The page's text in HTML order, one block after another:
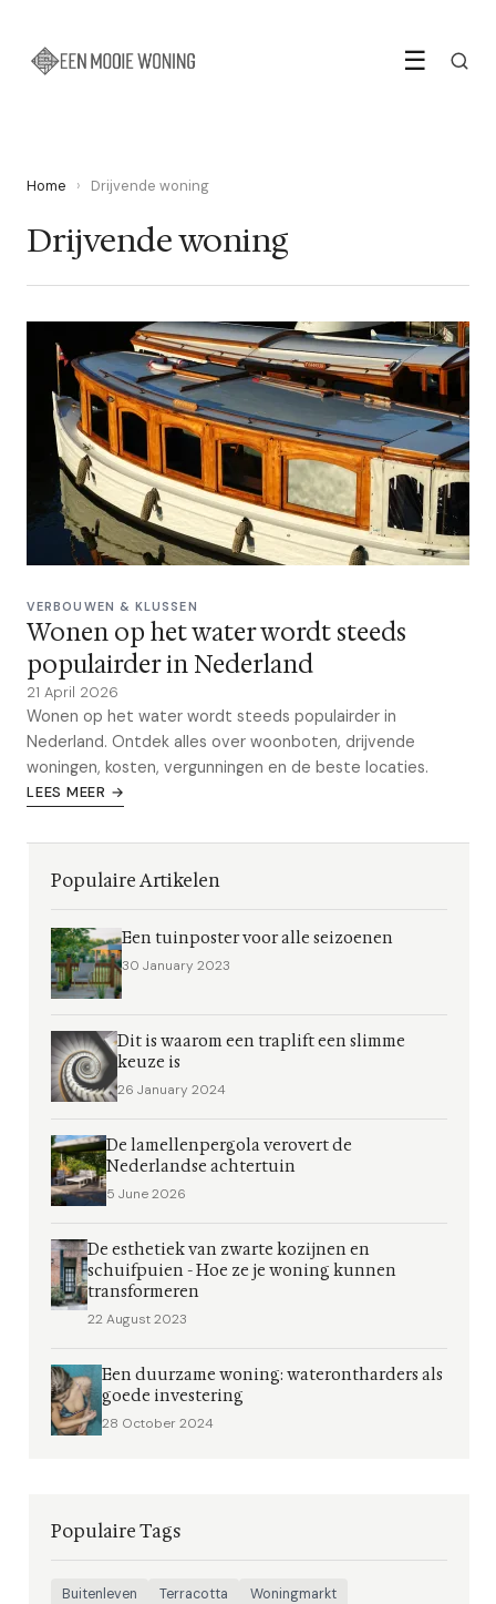
☰
Home › Drijvende woning
Drijvende woning
VERBOUWEN & KLUSSEN
Wonen op het water wordt steeds
populairder in Nederland
21 April 2026
Wonen op het water wordt steeds populairder in
Nederland. Ontdek alles over woonboten, drijvende
woningen, kosten, vergunningen en de beste locaties.
LEES MEER →
Populaire Artikelen
Een tuinposter voor alle seizoenen
30 January 2023
Dit is waarom een traplift een slimme
keuze is
26 January 2024
De lamellenpergola verovert de
Nederlandse achtertuin
5 June 2026
De esthetiek van zwarte kozijnen en
schuifpuien - Hoe ze je woning kunnen
transformeren
22 August 2023
Een duurzame woning: waterontharders als
goede investering
28 October 2024
Populaire Tags
Buitenleven Terracotta Woningmarkt